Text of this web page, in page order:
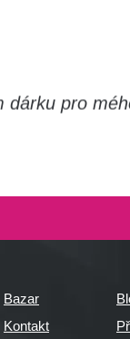
dárku pro
Bazar
Kontakt